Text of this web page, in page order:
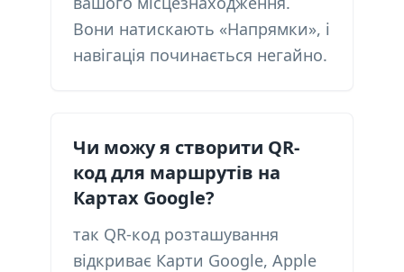
Вони натискають «Напрямки», і
навігація починається негайно.
Чи можу я створити QR-
код для маршрутів на
Картах Google?
так QR-код розташування
відкриває Карти Google, Apple